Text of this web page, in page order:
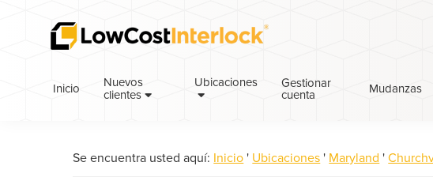
contenido
Inicio
Nuevos
clientes
Ubicaciones
Gestionar
cuenta
Mudanzas
Se encuentra usted aquí: Inicio ' Ubicaciones ' Maryland '